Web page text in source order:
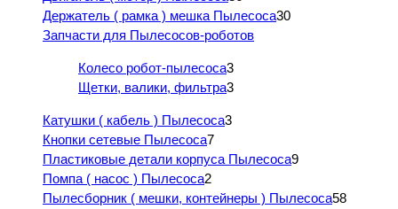
Держатель ( рамка ) мешка Пылесоса30
Запчасти для Пылесосов-роботов
Колесо робот-пылесоса3
Щетки, валики, фильтра3
Катушки ( кабель ) Пылесоса3
Кнопки сетевые Пылесоса7
Пластиковые детали корпуса Пылесоса9
Помпа ( насос ) Пылесоса2
Пылесборник ( мешки, контейнеры ) Пылесоса58